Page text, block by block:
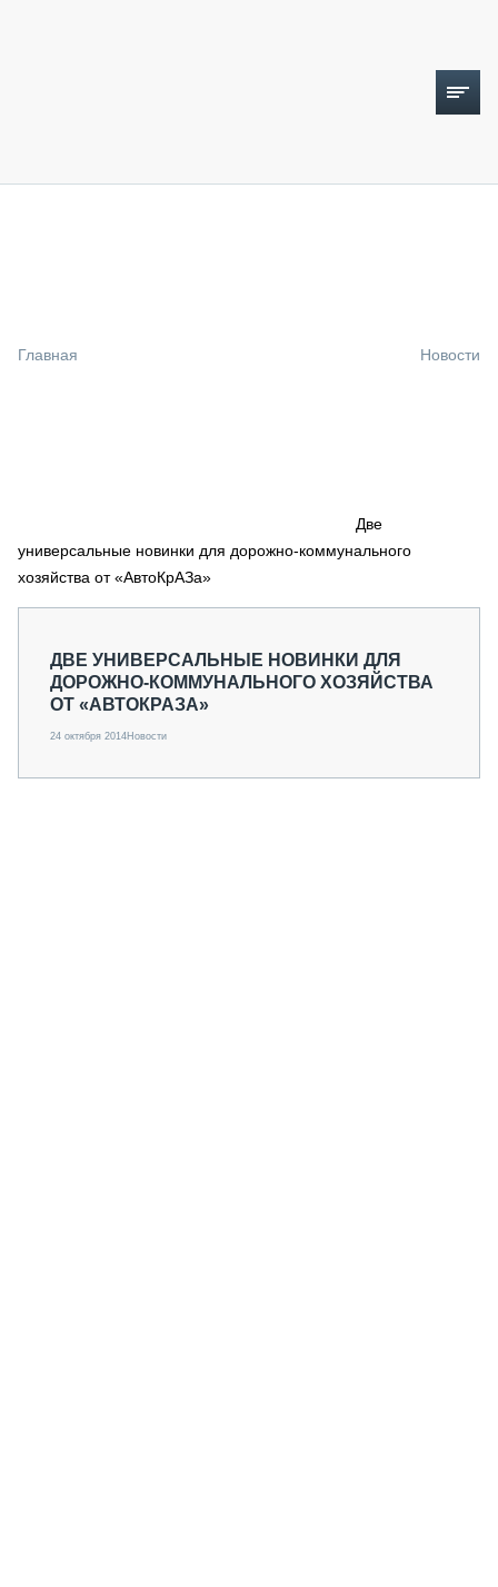
СПЕЦПРОЕКТЫ
МЕРОПРИЯТИЯ
СТАТЬИ ПО КАТЕГОРИЯМ ТЕХНИКИ
Главная Новости
Две
универсальные новинки для дорожно-коммунального
хозяйства от «АвтоКрАЗа»
ДВЕ УНИВЕРСАЛЬНЫЕ НОВИНКИ ДЛЯ
ДОРОЖНО-КОММУНАЛЬНОГО ХОЗЯЙСТВА
ОТ «АВТОКРАЗА»
24 октября 2014Новости